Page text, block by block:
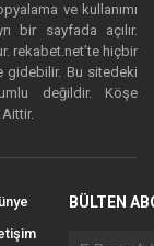
ve kullanımı
bir sayfada açılır.
rekabet.net’te hiçbir
gidebilir. Bu sitedeki
değildir. Köşe
Aittir.
BÜLTEN